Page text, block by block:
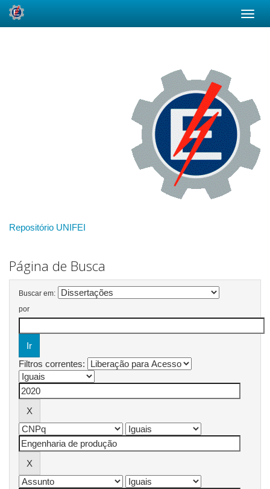
Repositório UNIFEI
Página de Busca
Buscar em:
por
Filtros correntes: